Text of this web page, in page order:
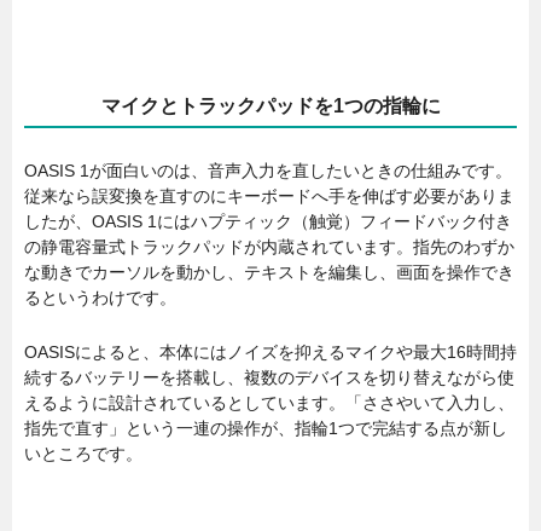
マイクとトラックパッドを1つの指輪に
OASIS 1が面白いのは、音声入力を直したいときの仕組みです。
従来なら誤変換を直すのにキーボードへ手を伸ばす必要がありま
したが、OASIS 1にはハプティック（触覚）フィードバック付き
の静電容量式トラックパッドが内蔵されています。指先のわずか
な動きでカーソルを動かし、テキストを編集し、画面を操作でき
るというわけです。
OASISによると、本体にはノイズを抑えるマイクや最大16時間持
続するバッテリーを搭載し、複数のデバイスを切り替えながら使
えるように設計されているとしています。「ささやいて入力し、
指先で直す」という一連の操作が、指輪1つで完結する点が新し
いところです。